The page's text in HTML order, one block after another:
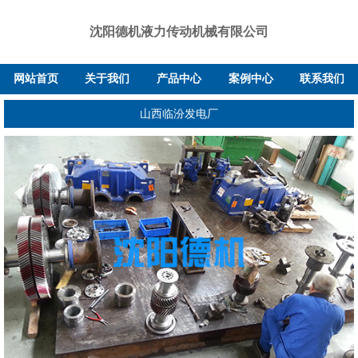
沈阳德机液力传动机械有限公司
网站首页 关于我们 产品中心 案例中心 联系我们
山西临汾发电厂